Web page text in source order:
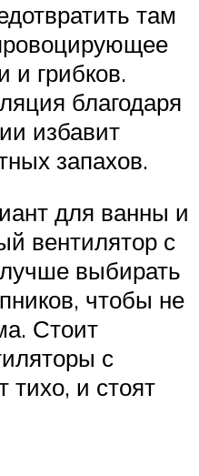
там
и грибков.
благодаря
избавит
запахов.
для ванны и
вентилятор с
выбирать
чтобы не
Стоит
с
тихо, и стоят